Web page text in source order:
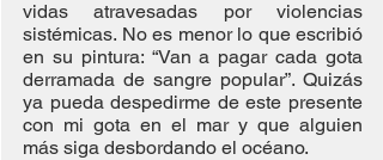
vidas atravesadas por violencias
sistémicas. No es menor lo que escribió
en su pintura: “Van a pagar cada gota
derramada de sangre popular”. Quizás
ya pueda despedirme de este presente
con mi gota en el mar y que alguien
más siga desbordando el océano.